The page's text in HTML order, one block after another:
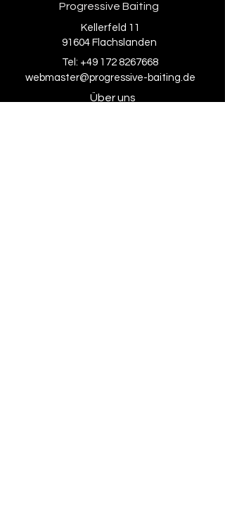
Progressive Baiting
Kellerfeld 11
91604 Flachslanden
Tel: +49 172 8267668
webmaster@progressive-baiting.de
Über uns